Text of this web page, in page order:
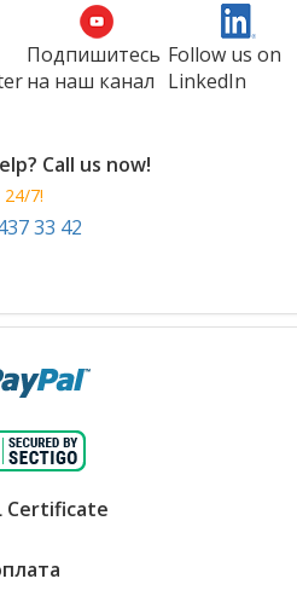
Подпишитесь
на наш канал
Follow us on
LinkedIn
Call us now!
24/7!
33 42
Certificate